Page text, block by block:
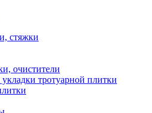
стяжки
очистители
тротуарной плитки